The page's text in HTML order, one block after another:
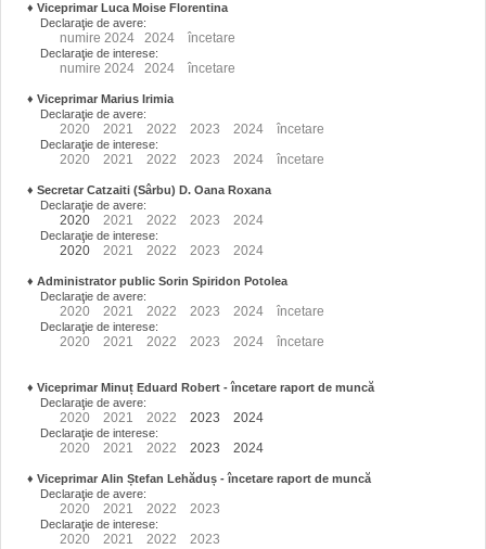
♦ Viceprimar Luca Moise Florentina
Declaraţie de avere:
numire 2024 2024 încetare
Declaraţie de interese:
numire 2024 2024 încetare
♦ Viceprimar Marius Irimia
Declaraţie de avere:
2020 2021 2022 2023 2024 încetare
Declaraţie de interese:
2020 2021 2022 2023 2024 încetare
♦ Secretar Catzaiti (Sârbu) D. Oana Roxana
Declaraţie de avere:
2020 2021 2022 2023 2024
Declaraţie de interese:
2020 2021 2022 2023 2024
♦ Administrator public Sorin Spiridon Potolea
Declaraţie de avere:
2020 2021 2022 2023 2024 încetare
Declaraţie de interese:
2020 2021 2022 2023 2024 încetare
♦ Viceprimar Minuț Eduard Robert - încetare raport de muncă
Declaraţie de avere:
2020 2021 2022 2023 2024
Declaraţie de interese:
2020 2021 2022 2023 2024
♦ Viceprimar Alin Ștefan Lehăduș - încetare raport de muncă
Declaraţie de avere:
2020 2021 2022 2023
Declaraţie de interese:
2020 2021 2022 2023